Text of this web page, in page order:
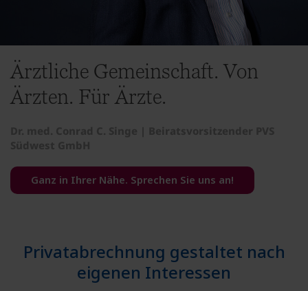
Ärztliche Gemeinschaft. Von
Ärzten. Für Ärzte.
Ganz in Ihrer Nähe. Sprechen Sie uns an!
Privatabrechnung gestaltet nach
eigenen Interessen